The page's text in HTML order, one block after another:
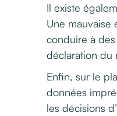
Il existe
Une mauvaise
conduire à
déclaration du
Enfin, sur le
données
les décisions